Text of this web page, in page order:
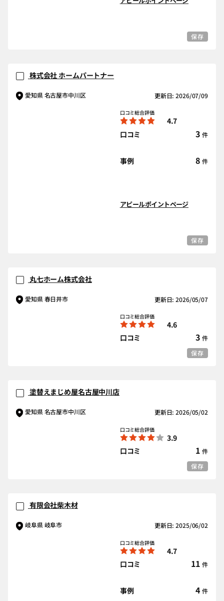
保存
株式会社 ホームパートナー
愛知県 名古屋市中川区 更新日: 2026/07/09
口コミ総合評価
4.7
口コミ
3 件
事例 8 件
アピールポイントページ
保存
丸七ホーム株式会社
愛知県 春日井市 更新日: 2026/05/07
口コミ総合評価
4.6
口コミ
3 件
保存
塗替えまじめ屋名古屋中川店
愛知県 名古屋市中川区 更新日: 2026/05/02
口コミ総合評価
3.9
口コミ
1 件
保存
有限会社柴木材
岐阜県 岐阜市 更新日: 2025/06/02
口コミ総合評価
4.7
口コミ
11 件
事例 4 件